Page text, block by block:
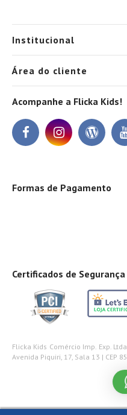
Institucional
Área do cliente
Acompanhe a Flicka Kids!
Formas de Pagamento
Certificados de Segurança
Flicka Kids Comércio Imp. Exp.
Avenida Piquiri, 17, Sala 13 | CEP